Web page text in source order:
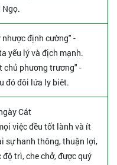
Ngọ.
định cường" -
yếu lý và địch mạnh.
chủ phương trương" -
đó đôi lứa ly biêt.
Cát
việc đều tốt lành và ít
sự hanh thông, thuận lợi,
trì, che chở, được quý